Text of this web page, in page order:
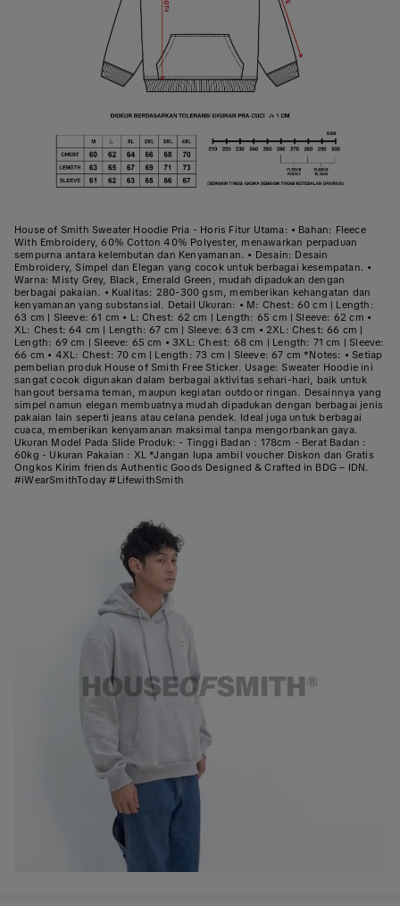
House of Smith Sweater Hoodie Pria - Horis Fitur Utama: • Bahan: Fleece
With Embroidery, 60% Cotton 40% Polyester, menawarkan perpaduan
sempurna antara kelembutan dan Kenyamanan. • Desain: Desain
Embroidery, Simpel dan Elegan yang cocok untuk berbagai kesempatan. •
Warna: Misty Grey, Black, Emerald Green, mudah dipadukan dengan
berbagai pakaian. • Kualitas: 280-300 gsm, memberikan kehangatan dan
kenyamanan yang substansial. Detail Ukuran: • M: Chest: 60 cm | Length:
63 cm | Sleeve: 61 cm • L: Chest: 62 cm | Length: 65 cm | Sleeve: 62 cm •
XL: Chest: 64 cm | Length: 67 cm | Sleeve: 63 cm • 2XL: Chest: 66 cm |
Length: 69 cm | Sleeve: 65 cm • 3XL: Chest: 68 cm | Length: 71 cm | Sleeve:
66 cm • 4XL: Chest: 70 cm | Length: 73 cm | Sleeve: 67 cm *Notes: • Setiap
pembelian produk House of Smith Free Sticker. Usage: Sweater Hoodie ini
sangat cocok digunakan dalam berbagai aktivitas sehari-hari, baik untuk
hangout bersama teman, maupun kegiatan outdoor ringan. Desainnya yang
simpel namun elegan membuatnya mudah dipadukan dengan berbagai jenis
pakaian lain seperti jeans atau celana pendek. Ideal juga untuk berbagai
cuaca, memberikan kenyamanan maksimal tanpa mengorbankan gaya.
Ukuran Model Pada Slide Produk: - Tinggi Badan : 178cm - Berat Badan :
60kg - Ukuran Pakaian : XL *Jangan lupa ambil voucher Diskon dan Gratis
Ongkos Kirim friends Authentic Goods Designed & Crafted in BDG – IDN.
#iWearSmithToday #LifewithSmith